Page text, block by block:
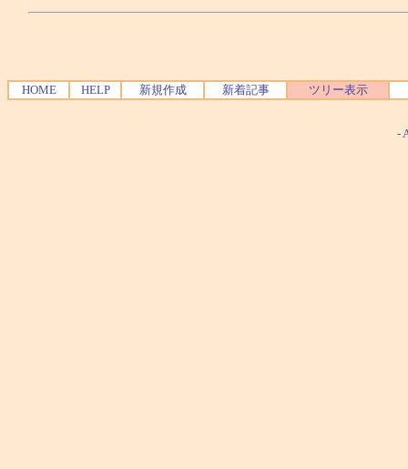
HOME HELP 新規作成 新着記事 ツリー表示
-